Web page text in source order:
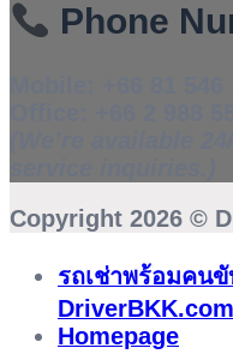
Phone
Copyright 2026 ©
รถเช่าพร้อมคนขั
DriverBKK.com
Homepage